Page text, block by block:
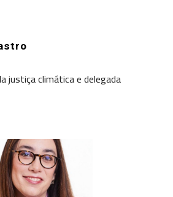
justiça climática e delegada